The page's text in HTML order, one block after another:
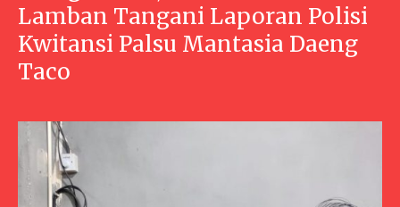
Lamban Tangani Laporan Polisi
Kwitansi Palsu Mantasia Daeng
Taco